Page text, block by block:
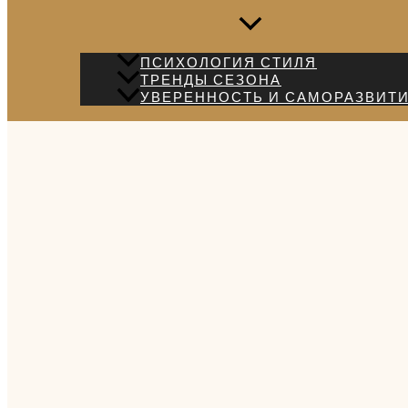
ПСИХОЛОГИЯ СТИЛЯ
ТРЕНДЫ СЕЗОНА
УВЕРЕННОСТЬ И